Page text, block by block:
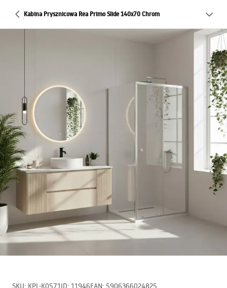
Kabina Prysznicowa Rea Primo Slide 140x70 Chrom
SKU: KPL-K0571ID: 11946EAN: 5906366024825